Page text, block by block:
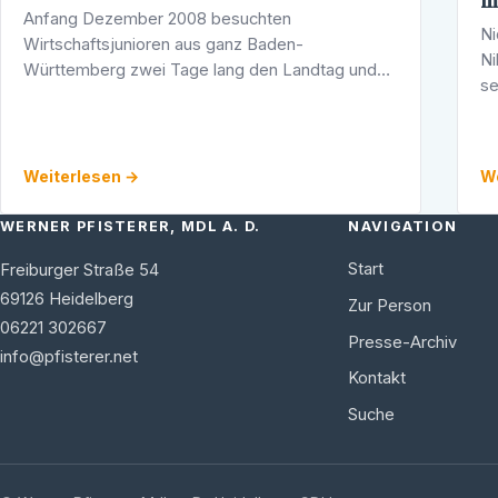
Anfang Dezember 2008 besuchten
Wirtschaftsjunioren aus ganz Baden-
Württemberg zwei Tage lang den Landtag und
Weiterlesen →
WERNER PFISTERER, MDL A. D.
Freiburger Straße 54
69126 Heidelberg
06221 302667
info@pfisterer.net
NAVIGATION
Start
Zur Person
Presse-Archiv
Kontakt
Suche